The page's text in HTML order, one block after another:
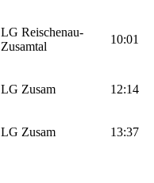
LG Reischenau-
Zusamtal
10:01
LG Zusam 12:14
LG Zusam 13:37